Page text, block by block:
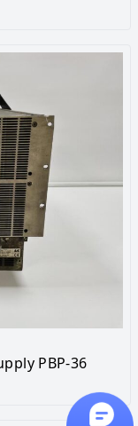
偏压电源 Pulsed Bias Power Supply PBP-36